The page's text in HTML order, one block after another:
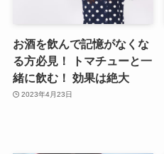
お酒を飲んで記憶がなくな
る方必見！ トマチューと一
緒に飲む！ 効果は絶大
2023年4月23日